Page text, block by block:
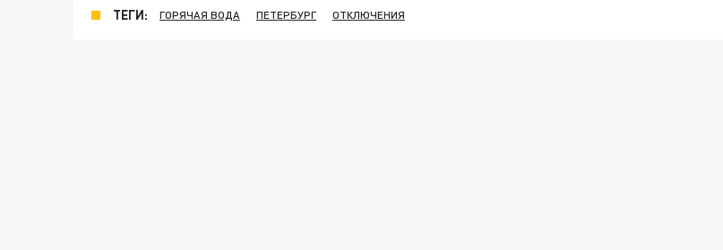
ТЕГИ: ГОРЯЧАЯ ВОДА ПЕТЕРБУРГ ОТКЛЮЧЕНИЯ